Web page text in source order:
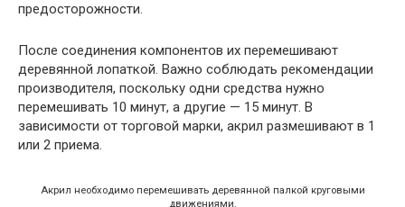
предосторожности.
После соединения компонентов их перемешивают
деревянной лопаткой. Важно соблюдать рекомендации
производителя, поскольку одни средства нужно
перемешивать 10 минут, а другие — 15 минут. В
зависимости от торговой марки, акрил размешивают в 1
или 2 приема.
Акрил необходимо перемешивать деревянной палкой круговыми
движениями.